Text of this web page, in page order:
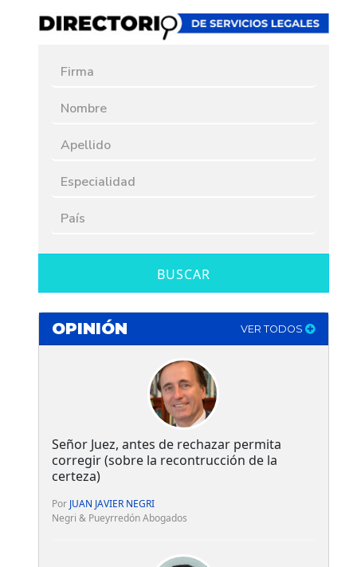
BUSCAR
OPINIÓN VER TODOS
Señor Juez, antes de rechazar permita
corregir (sobre la recontrucción de la
certeza)
Por JUAN JAVIER NEGRI
Negri & Pueyrredón Abogados